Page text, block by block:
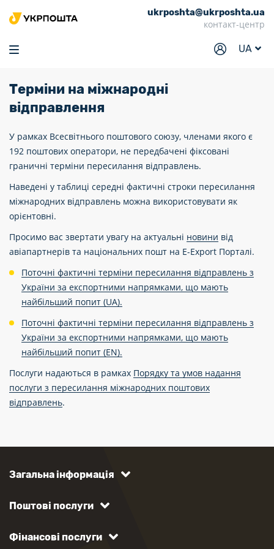
ukrposhta@ukrposhta.ua
контакт-центр
UA
Головна
Маркет
Трекінг
Послуги
Тарифи
Відділення
Філателія
Кар’єра
Для бізнесу
Терміни на міжнародні
відправлення
У рамках Всесвітнього поштового союзу, членами якого є
192 поштових оператори, не передбачені фіксовані
граничні терміни пересилання відправлень.
Наведені у таблиці середні фактичні строки пересилання
міжнародних відправлень можна використовувати як
орієнтовні.
Просимо вас звертати увагу на актуальні новини від
авіапартнерів та національних пошт на E-Export Порталі.
Поточні фактичні терміни пересилання відправлень з
України за експортними напрямками, що мають
найбільший попит (UA).
Поточні фактичні терміни пересилання відправлень з
України за експортними напрямками, що мають
найбільший попит (EN).
Послуги надаються в рамках Порядку та умов надання
послуги з пересилання міжнародних поштових
відправлень.
Загальна інформація
Поштові послуги
Фінансові послуги